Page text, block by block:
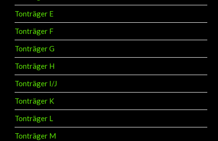
Tonträger E
Tonträger F
Tonträger G
Tonträger H
Tonträger I/J
Tonträger K
Tonträger L
Tonträger M